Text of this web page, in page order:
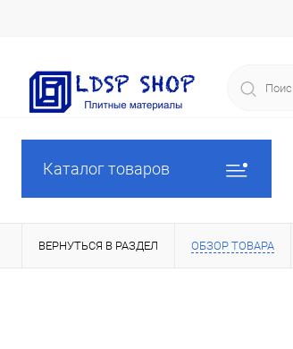
Каталог товаров
ВЕРНУТЬСЯ В РАЗДЕЛ ОБЗОР ТОВАРА